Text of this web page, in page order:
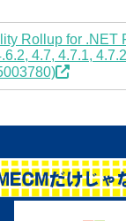
Rollup for .NET
4.7, 4.7.1,